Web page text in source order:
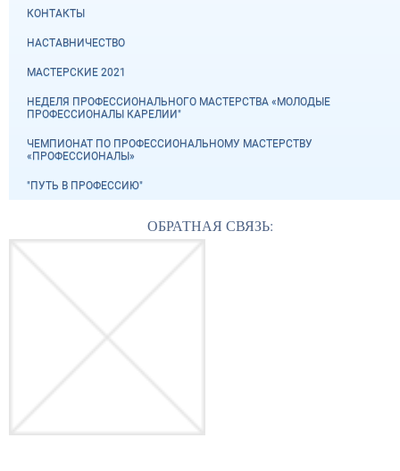
КОНТАКТЫ
НАСТАВНИЧЕСТВО
МАСТЕРСКИЕ 2021
НЕДЕЛЯ ПРОФЕССИОНАЛЬНОГО МАСТЕРСТВА «МОЛОДЫЕ
ПРОФЕССИОНАЛЫ КАРЕЛИИ"
ЧЕМПИОНАТ ПО ПРОФЕССИОНАЛЬНОМУ МАСТЕРСТВУ
«ПРОФЕССИОНАЛЫ»
"ПУТЬ В ПРОФЕССИЮ"
ОБРАТНАЯ СВЯЗЬ: